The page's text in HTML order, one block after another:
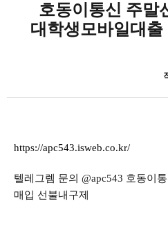
호동이통신 주말
대학생모바일대
https://apc543.isweb.co.kr/
텔레그렘 문의 @apc543 호동이
매입 선불내구제